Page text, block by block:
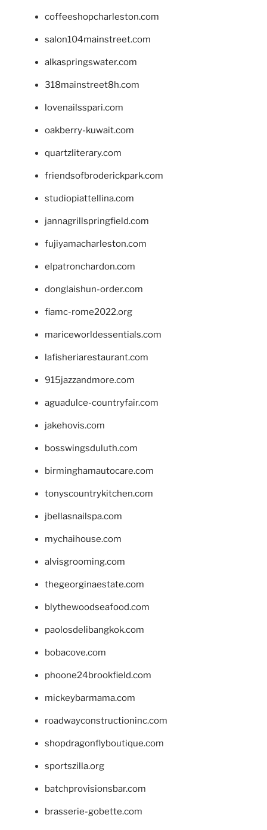
coffeeshopcharleston.com
salon104mainstreet.com
alkaspringswater.com
318mainstreet8h.com
lovenailsspari.com
oakberry-kuwait.com
quartzliterary.com
friendsofbroderickpark.com
studiopiattellina.com
jannagrillspringfield.com
fujiyamacharleston.com
elpatronchardon.com
donglaishun-order.com
fiamc-rome2022.org
mariceworldessentials.com
lafisheriarestaurant.com
915jazzandmore.com
aguadulce-countryfair.com
jakehovis.com
bosswingsduluth.com
birminghamautocare.com
tonyscountrykitchen.com
jbellasnailspa.com
mychaihouse.com
alvisgrooming.com
thegeorginaestate.com
blythewoodseafood.com
paolosdelibangkok.com
bobacove.com
phoone24brookfield.com
mickeybarmama.com
roadwayconstructioninc.com
shopdragonflyboutique.com
sportszilla.org
batchprovisionsbar.com
brasserie-gobette.com